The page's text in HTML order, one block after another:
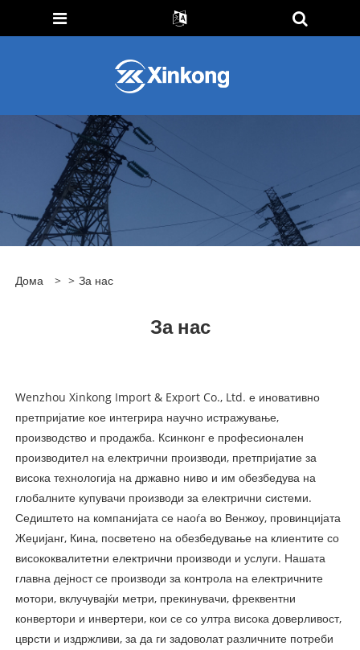
Дома > > За нас
За нас
Wenzhou Xinkong Import & Export Co., Ltd. е иновативно
претпријатие кое интегрира научно истражување,
производство и продажба. Ксинконг е професионален
производител на електрични производи, претпријатие за
висока технологија на државно ниво и им обезбедува на
глобалните купувачи производи за електрични системи.
Седиштето на компанијата се наоѓа во Венжоу, провинцијата
Жеџијанг, Кина, посветено на обезбедување на клиентите со
висококвалитетни електрични производи и услуги. Нашата
главна дејност се производи за контрола на електричните
мотори, вклучувајќи метри, прекинувачи, фреквентни
конвертори и инвертери, кои се со ултра висока доверливост,
цврсти и издржливи, за да ги задоволат различните потреби